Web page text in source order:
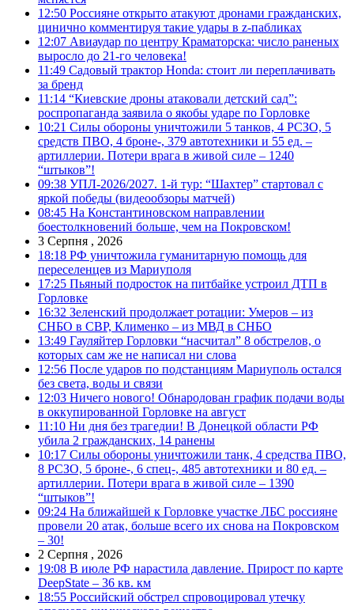
12:50 Россияне открыто атакуют дронами гражданских,
цинично комментируя такие удары в z-пабликах
12:07 Авиаудар по центру Краматорска: число раненых
выросло до 21-го человека!
11:49 Садовый трактор Honda: стоит ли переплачивать
за бренд
11:14 “Киевские дроны атаковали детский сад”:
роспропаганда заявила о якобы ударе по Горловке
10:21 Силы обороны уничтожили 5 танков, 4 РСЗО, 5
средств ПВО, 4 броне-, 379 автотехники и 55 ед. –
артиллерии. Потери врага в живой силе – 1240
“штыков”!
09:38 УПЛ-2026/2027. 1-й тур: “Шахтер” стартовал с
яркой победы (видеообзоры матчей)
08:45 На Константиновском направлении
боестолкновений больше, чем на Покровском!
3 Серпня , 2026
18:18 РФ уничтожила гуманитарную помощь для
переселенцев из Мариуполя
17:25 Пьяный подросток на питбайке устроил ДТП в
Горловке
16:32 Зеленский продолжает ротации: Умеров – из
СНБО в СВР, Клименко – из МВД в СНБО
13:49 Гауляйтер Горловки “насчитал” 8 обстрелов, о
которых сам же не написал ни слова
12:56 После ударов по подстанциям Мариуполь остался
без света, воды и связи
12:03 Ничего нового! Обнародован график подачи воды
в оккупированной Горловке на август
11:10 Ни дня без трагедии! В Донецкой области РФ
убила 2 гражданских, 14 ранены
10:17 Силы обороны уничтожили танк, 4 средства ПВО,
8 РСЗО, 5 броне-, 6 спец-, 485 автотехники и 80 ед. –
артиллерии. Потери врага в живой силе – 1390
“штыков”!
09:24 На ближайшей к Горловке участке ЛБС россияне
провели 20 атак, больше всего их снова на Покровском
– 30!
2 Серпня , 2026
19:08 В июле РФ нарастила давление. Прирост по карте
DeepState – 36 кв. км
18:55 Российский обстрел спровоцировал утечку